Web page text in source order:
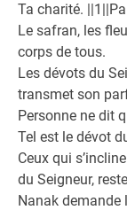
Ta charité.
Le safran, les
corps de tous.
Les dévots du
transmet son
Personne ne dit
Tel est le dévot
Ceux qui
du Seigneur,
Nanak demande